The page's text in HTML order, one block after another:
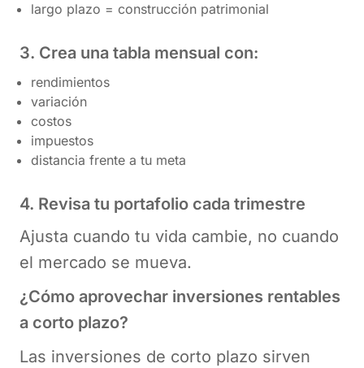
largo plazo = construcción patrimonial
3. Crea una tabla mensual con:
rendimientos
variación
costos
impuestos
distancia frente a tu meta
4. Revisa tu portafolio cada trimestre
Ajusta cuando tu vida cambie, no cuando
el mercado se mueva.
¿Cómo aprovechar inversiones rentables
a corto plazo?
Las inversiones de corto plazo sirven